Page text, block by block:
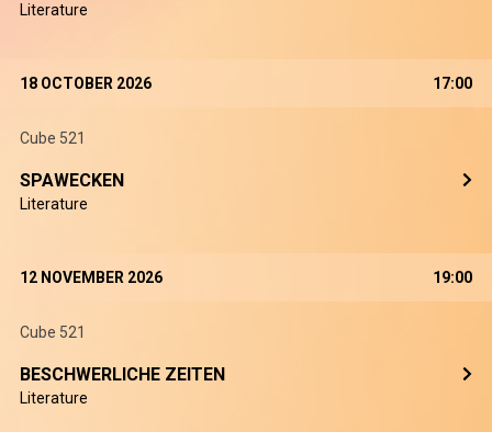
Literature
18 OCTOBER 2026 17:00
Cube 521
SPAWECKEN
Literature
12 NOVEMBER 2026 19:00
Cube 521
BESCHWERLICHE ZEITEN
Literature